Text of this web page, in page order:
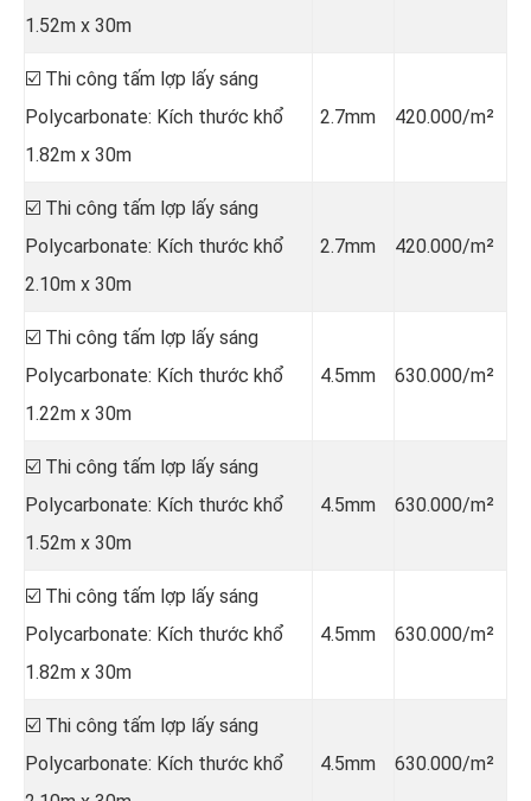
1.52m x 30m
☑️ Thi công tấm lợp lấy sáng
Polycarbonate: Kích thước khổ
1.82m x 30m
2.7mm 420.000/m²
☑️ Thi công tấm lợp lấy sáng
Polycarbonate: Kích thước khổ
2.10m x 30m
2.7mm 420.000/m²
☑️ Thi công tấm lợp lấy sáng
Polycarbonate: Kích thước khổ
1.22m x 30m
4.5mm 630.000/m²
☑️ Thi công tấm lợp lấy sáng
Polycarbonate: Kích thước khổ
1.52m x 30m
4.5mm 630.000/m²
☑️ Thi công tấm lợp lấy sáng
Polycarbonate: Kích thước khổ
1.82m x 30m
4.5mm 630.000/m²
☑️ Thi công tấm lợp lấy sáng
Polycarbonate: Kích thước khổ
4.5mm 630.000/m²